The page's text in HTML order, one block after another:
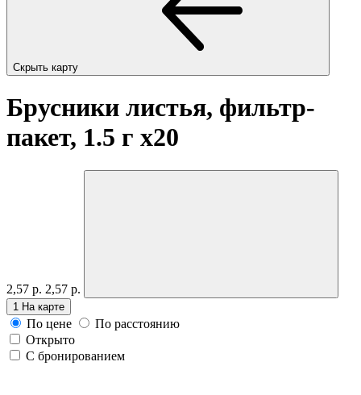
Скрыть карту
Брусники листья, фильтр-
пакет, 1.5 г x20
2,57 р. 2,57 р.
1 На карте
По цене
По расстоянию
Открыто
С бронированием